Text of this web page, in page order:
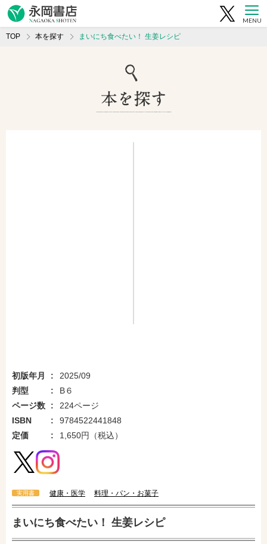
MENU
TOP 本を探す まいにち食べたい！ 生姜レシピ
初版年月
2025/09
判型
B６
ページ数
224ページ
ISBN
9784522441848
定価
1,650円（税込）
実用書 健康・医学 料理・パン・お菓子
まいにち食べたい！ 生姜レシピ